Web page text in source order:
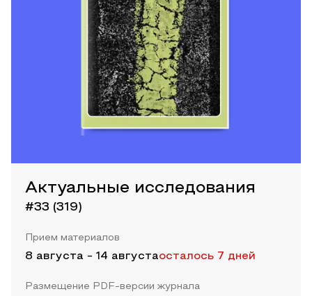
Актуальные исследования
#33 (319)
Прием материалов
8 августа - 14 августаосталось 7 дней
Размещение PDF-версии журнала